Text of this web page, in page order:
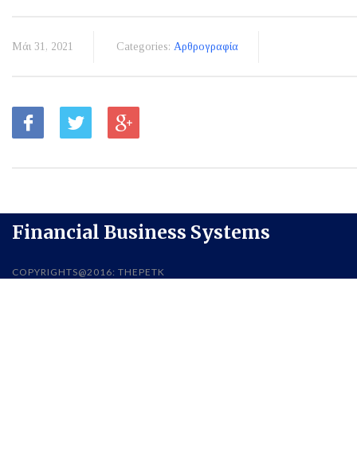
Μάι 31, 2021 Categories: Αρθρογραφία
Financial Business Systems
COPYRIGHTS@2016: THEPETK